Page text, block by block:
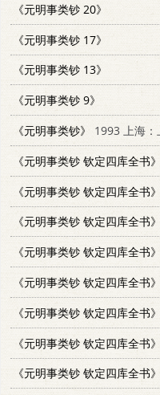
《元明事类钞 20》
《元明事类钞 17》
《元明事类钞 13》
《元明事类钞 9》
《元明事类钞》
1993 上海
《元明事类钞 钦定四库全书》
《元明事类钞 钦定四库全书》
《元明事类钞 钦定四库全书》
《元明事类钞 钦定四库全书》
《元明事类钞 钦定四库全书》
《元明事类钞 钦定四库全书》
《元明事类钞 钦定四库全书》
《元明事类钞 钦定四库全书》